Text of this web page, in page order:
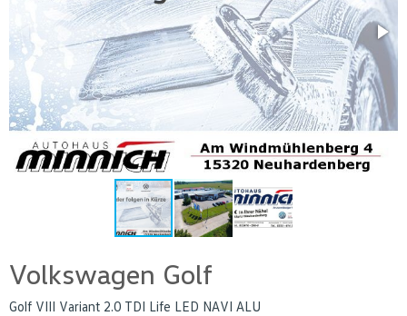
Volkswagen Golf
Golf VIII Variant 2.0 TDI Life LED NAVI ALU